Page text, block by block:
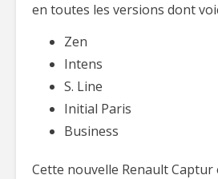
en toutes les versions dont
Zen
Intens
S. Line
Initial Paris
Business
Cette nouvelle Renault Captur